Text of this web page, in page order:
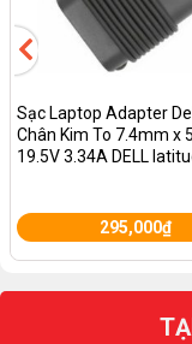
Sạc Laptop Adapter
Chân Kim To 7.4mm x
19.5V 3.34A DELL
295,000₫